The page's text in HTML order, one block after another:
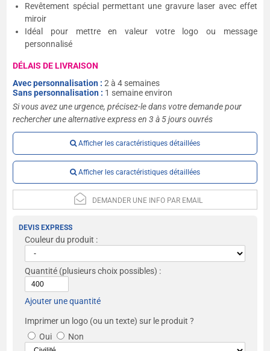
Revêtement spécial permettant une gravure laser avec effet
miroir
Idéal pour mettre en valeur votre logo ou message
personnalisé
DÉLAIS DE LIVRAISON
Avec personnalisation :2 à 4 semaines
Sans personnalisation : 1 semaine environ
Si vous avez une urgence, précisez-le dans votre demande pour
rechercher une alternative express en 3 à 5 jours ouvrés
Afficher les caractéristiques détaillées
Afficher les caractéristiques détaillées
DEMANDER UNE INFO PAR EMAIL
DEVIS EXPRESS
Couleur du produit :
Quantité (plusieurs choix possibles) :
Ajouter une quantité
Imprimer un logo (ou un texte) sur le produit ?
Oui
Non